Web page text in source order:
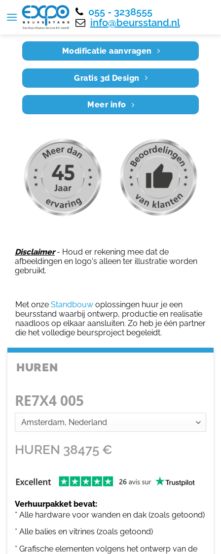
055 - 3238555
info@beursstand.nl
Home RE7X4 005
Modificatie aanvragen
Gratis 3d Design
Meer info
Disclaimer- Houd er rekening mee dat de
afbeeldingen en logo's alleen ter illustratie worden
gebruikt.
Met onze Standbouw oplossingen huur je een
beursstand waarbij ontwerp, productie en realisatie
naadloos op elkaar aansluiten. Zo heb je één partner
die het volledige beursproject begeleidt.
HUREN
RE7X4 005
HUREN 38475 €
Verhuurpakket bevat:
* Alle hardware voor wanden en dak (zoals getoond)
* Alle balies en vitrines (zoals getoond)
* Grafische elementen volgens het ontwerp van de